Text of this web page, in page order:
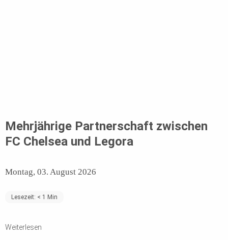
Mehrjährige Partnerschaft zwischen
FC Chelsea und Legora
Montag, 03. August 2026
Lesezeit: < 1 Min
Weiterlesen